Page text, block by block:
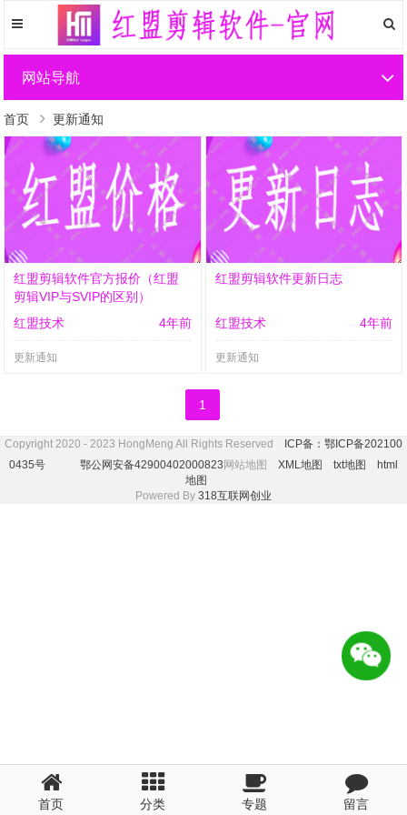
网站导航
首页 更新通知
红盟剪辑软件官方报价（红盟
剪辑VIP与SVIP的区别）
红盟技术
4年前
更新通知
红盟剪辑软件更新日志
红盟技术 4年前
更新通知
1
Copyright 2020 - 2023 HongMeng All Rights Reserved
ICP备：鄂ICP备202100
0435号
鄂公网安备42900402000823 网站地图 XML地图 txt地图
html
地图
Powered By 318互联网创业
首页 分类 专题 留言